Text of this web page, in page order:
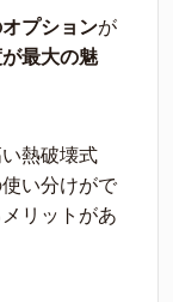
プションが
最大の魅
熱破壊式
い分けがで
リットがあ